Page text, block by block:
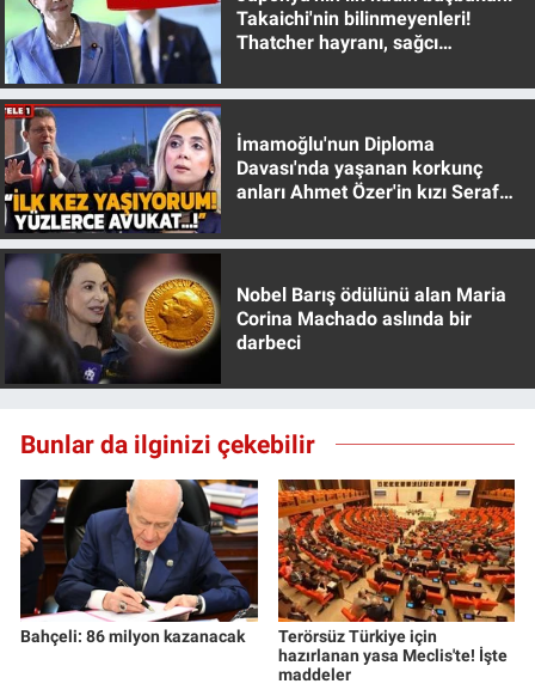
Takaichi'nin bilinmeyenleri!
Thatcher hayranı, sağcı
İmamoğlu'nun Diploma
Davası'nda yaşanan korkunç
anları Ahmet Özer'in kızı Seraf
Nobel Barış ödülünü alan Maria
Corina Machado aslında bir
darbeci
Bunlar da ilginizi çekebilir
Bahçeli: 86 milyon kazanacak
Terörsüz Türkiye için
hazırlanan yasa Meclis'te! İşte
maddeler